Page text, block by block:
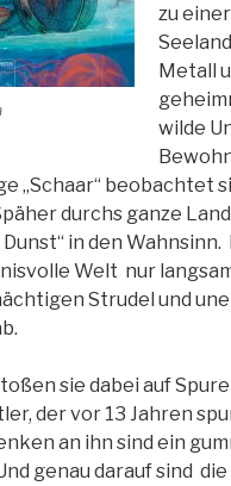
zu
Metall
wilde
„Schaar“ beobachtet
durchs ganze
in den
Welt nur
Strudel und
sie dabei auf
der vor 13 Jahren
an ihn sind ein
genau darauf sind